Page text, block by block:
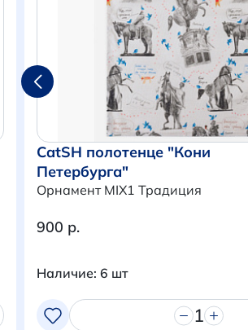
Итого:
Продолжить покупки
CatSH полотенце "Кони
Петербурга"
Орнамент MIX1 Традиция
900 р.
Наличие: 6 шт
1